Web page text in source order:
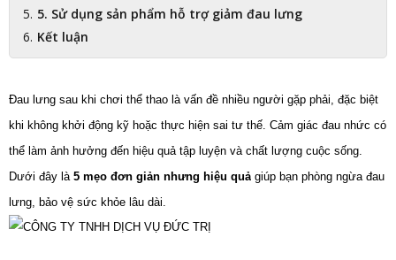
5. Sử dụng sản phẩm hỗ trợ giảm đau lưng
Kết luận
Đau lưng sau khi chơi thể thao là vấn đề nhiều người gặp phải, đặc biệt
khi không khởi động kỹ hoặc thực hiện sai tư thế. Cảm giác đau nhức có
thể làm ảnh hưởng đến hiệu quả tập luyện và chất lượng cuộc sống.
Dưới đây là 5 mẹo đơn giản nhưng hiệu quả giúp bạn phòng ngừa đau
lưng, bảo vệ sức khỏe lâu dài.